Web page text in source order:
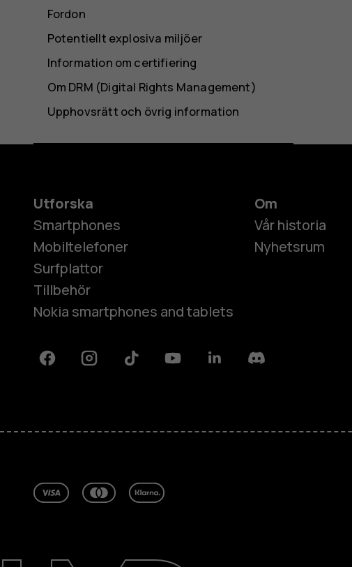
Om
Fordon
Potentiellt explosiva miljöer
Information om certifiering
Om DRM (Digital Rights Management)
Upphovsrätt och övrig information
Utforska
Smartphones
Mobiltelefoner
Surfplattor
Tillbehör
Nokia smartphones and tablets
Om
Vår historia
Nyhetsrum
FacebookInstagramTiktok YoutubeLinkedinDiscord